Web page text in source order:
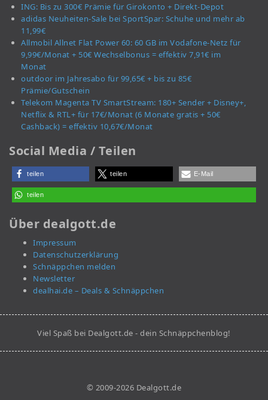
ING: Bis zu 300€ Prämie für Girokonto + Direkt-Depot
adidas Neuheiten-Sale bei SportSpar: Schuhe und mehr ab
11,99€
Allmobil Allnet Flat Power 60: 60 GB im Vodafone-Netz für
9,99€/Monat + 50€ Wechselbonus = effektiv 7,91€ im
Monat
outdoor im Jahresabo für 99,65€ + bis zu 85€
Prämie/Gutschein
Telekom Magenta TV SmartStream: 180+ Sender + Disney+,
Netflix & RTL+ für 17€/Monat (6 Monate gratis + 50€
Cashback) = effektiv 10,67€/Monat
Social Media / Teilen
teilen teilen E-Mail
teilen
Über dealgott.de
Impressum
Datenschutzerklärung
Schnäppchen melden
Newsletter
dealhai.de – Deals & Schnäppchen
Viel Spaß bei Dealgott.de - dein Schnäppchenblog!
© 2009-2026 Dealgott.de